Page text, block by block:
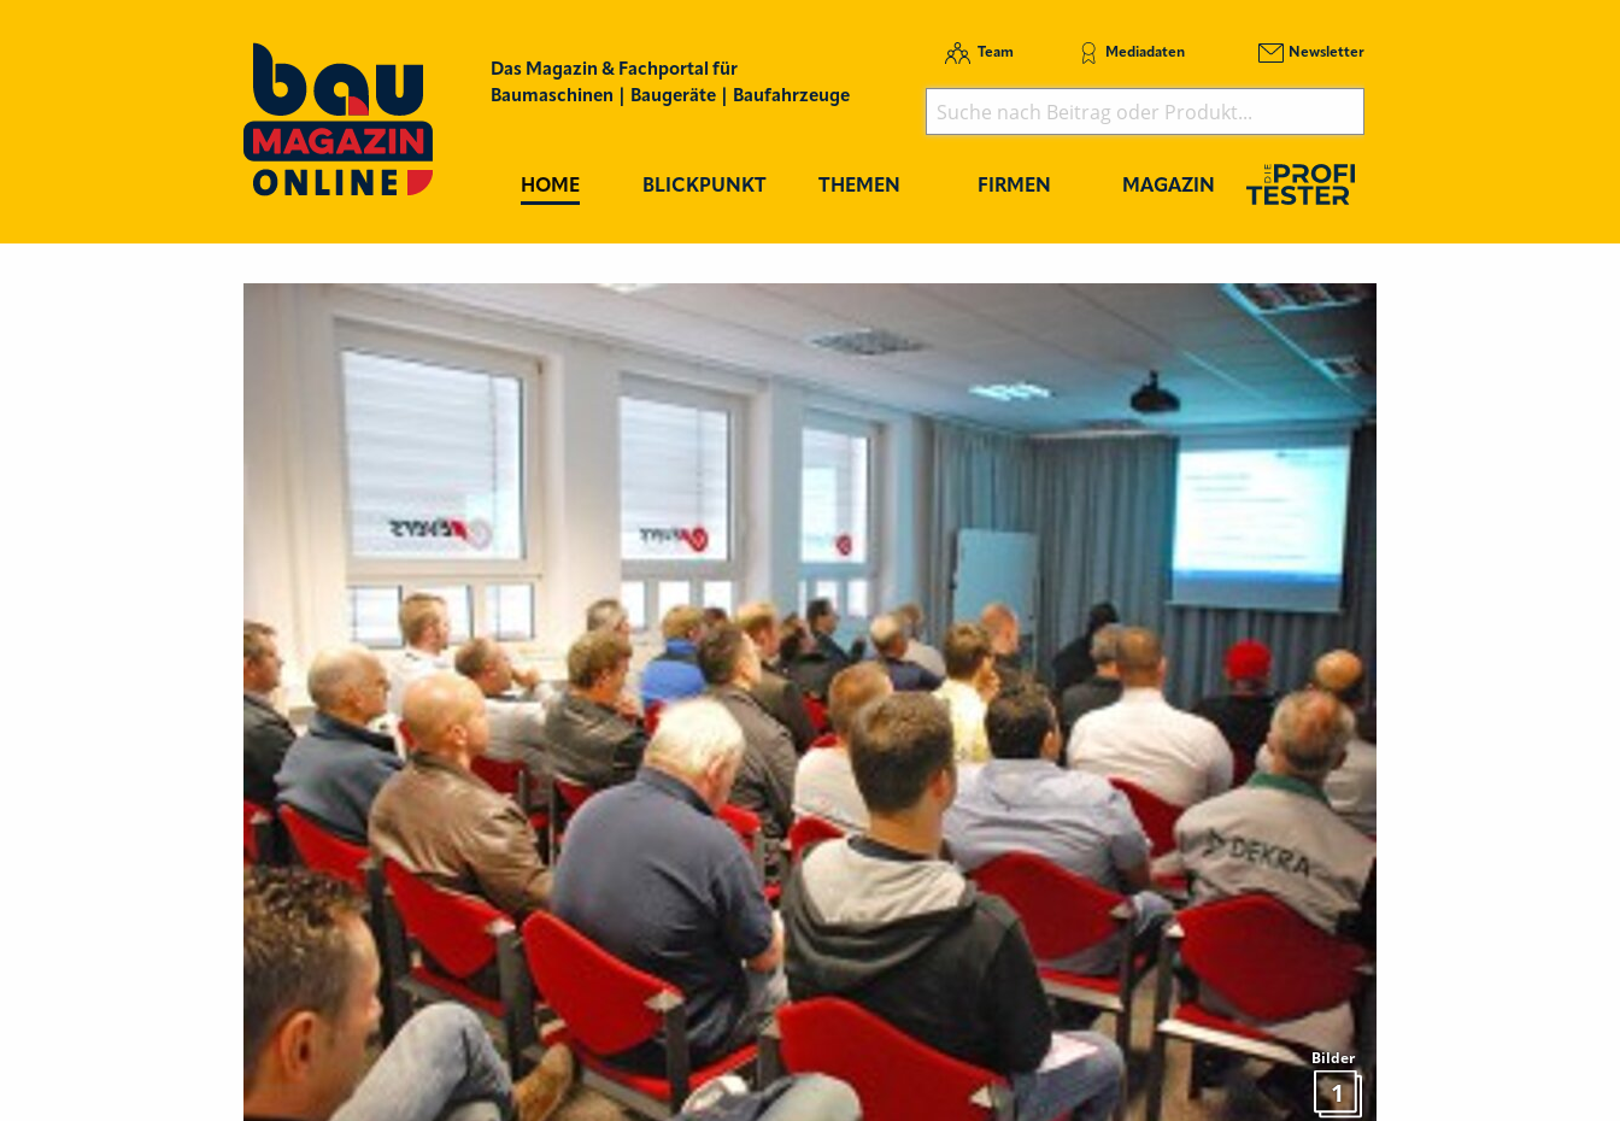
Das Magazin & Fachportal für
Baumaschinen | Baugeräte | Baufahrzeuge
Team Mediadaten Newsletter
HOME BLICKPUNKT THEMEN FIRMEN MAGAZIN
Bilder
1